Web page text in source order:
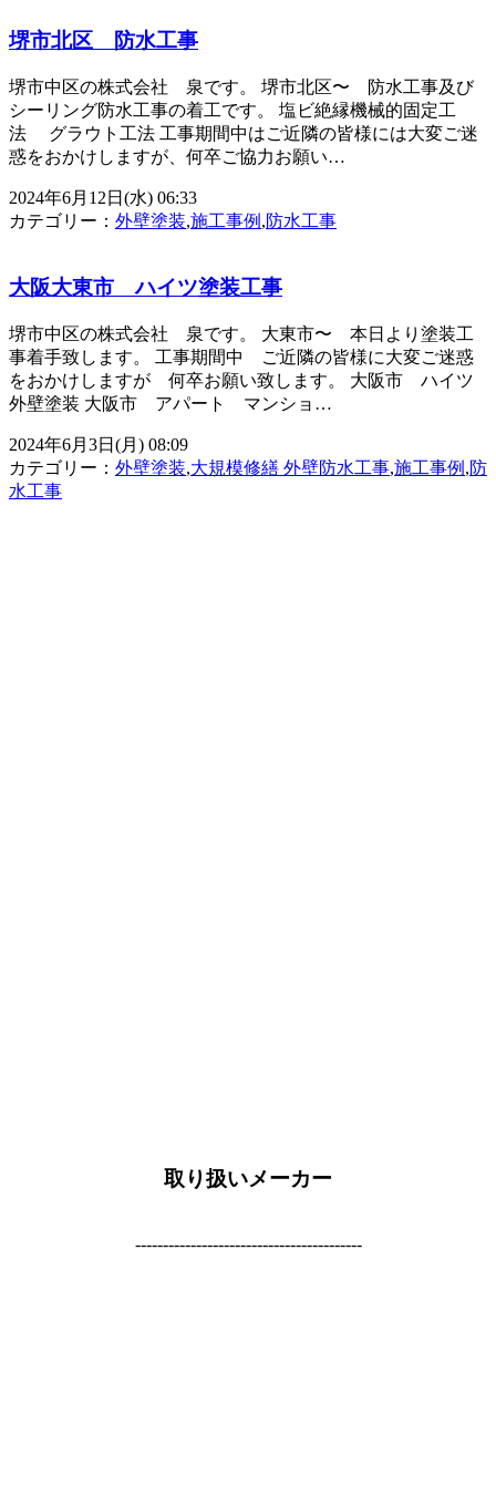
堺市北区 防水工事
堺市中区の株式会社 泉です。 堺市北区〜 防水工事及び
シーリング防水工事の着工です。 塩ビ絶縁機械的固定工
法 グラウト工法 工事期間中はご近隣の皆様には大変ご迷
惑をおかけしますが、何卒ご協力お願い…
2024年6月12日(水) 06:33
カテゴリー： 外壁塗装,施工事例 ,防水工事
大阪大東市 ハイツ塗装工事
堺市中区の株式会社 泉です。 大東市〜 本日より塗装工
事着手致します。 工事期間中 ご近隣の皆様に大変ご迷惑
をおかけしますが 何卒お願い致します。 大阪市 ハイツ
外壁塗装 大阪市 アパート マンショ…
2024年6月3日(月) 08:09
カテゴリー： 外壁塗装,大規模修繕 外壁防水工事,施工事例 ,防
水工事
取り扱いメーカー
-----------------------------------------